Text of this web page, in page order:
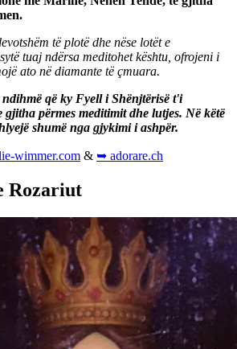
të plotë dhe nëse lotët e
tuaj ndërsa meditohet kështu, ofrojeni i
ato në diamante të çmuara.
që ky Fyell i Shënjtërisë t'i
gjitha përmes meditimit dhe lutjes. Në këtë
shumë nga gjykimi i ashpër.
wimmer.com & ➥ adorare.ch
Rozariut